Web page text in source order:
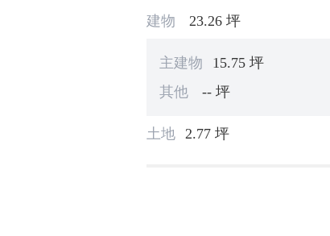
建物 23.26 坪
主建物 15.75 坪
其他
-- 坪
土地 2.77 坪